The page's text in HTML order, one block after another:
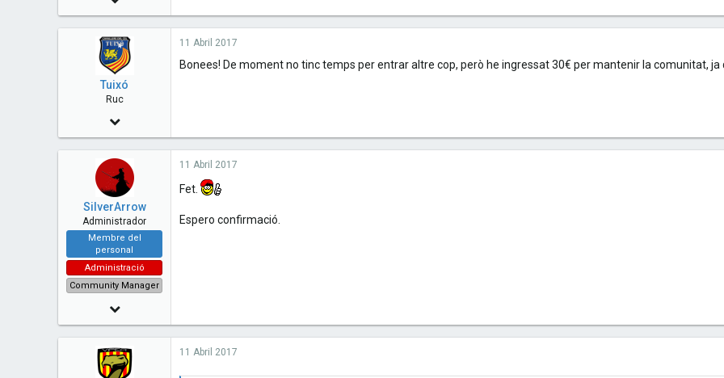
2,091
www.cavallersdelcel.cat
Tuixó
Ruc
10 Març 2014
213
11 Abril 2017
Bonees! De moment no tinc temps per entrar altre cop, però he ingressat 30€ per mantenir la comunitat,
SilverArrow
Administrador
Membre del
personal
Administració
Community Manager
1,904
11 Abril 2017
Fet.
Espero confirmació.
11 Abril 2017